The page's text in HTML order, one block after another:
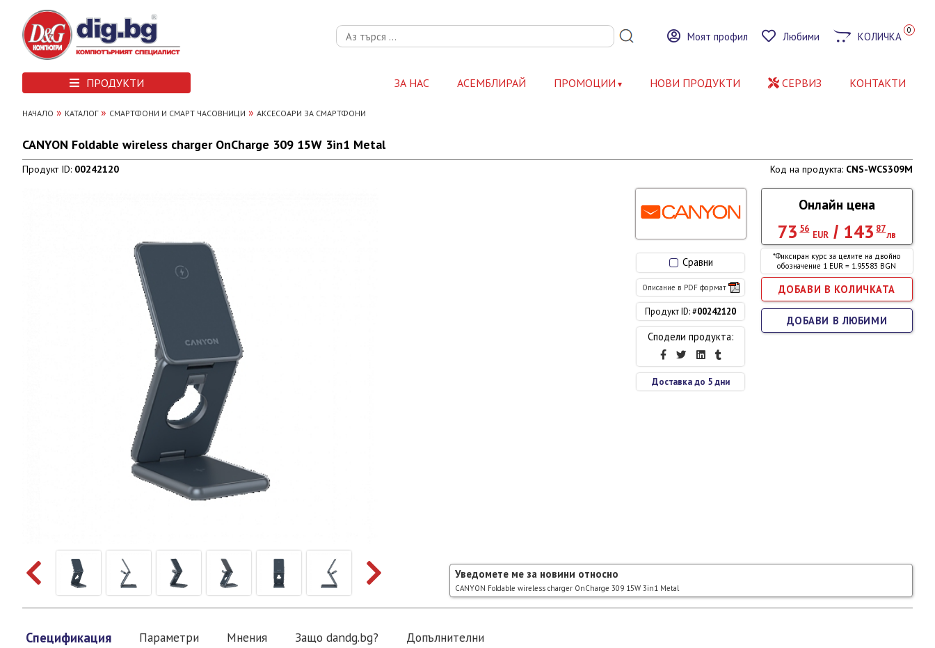
Моят профил Любими КОЛИЧКА 0
ПРОДУКТИ ЗА НАС АСЕМБЛИРАЙ ПРОМОЦИИ НОВИ ПРОДУКТИ СЕРВИЗ КОНТАКТИ
НАЧАЛО » КАТАЛОГ» СМАРТФОНИ И СМАРТ ЧАСОВНИЦИ » АКСЕСОАРИ ЗА СМАРТФОНИ
CANYON Foldable wireless charger OnCharge 309 15W 3in1 Metal
Продукт ID: 00242120 Код на продукта: CNS-WCS309M
Сравни
Описание в PDF формат
Продукт ID: #00242120
Сподели продукта:
Доставка до 5 дни
Онлайн цена
73 56
EUR / 143 87
лв
*Фиксиран курс за целите на двойно
обозначение 1 EUR = 1.95583 BGN
ДОБАВИ В ЛЮБИМИ
Уведомете ме за новини относно
CANYON Foldable wireless charger OnCharge 309 15W 3in1 Metal
Спецификация Параметри Мнения Защо dandg.bg? Допълнителни